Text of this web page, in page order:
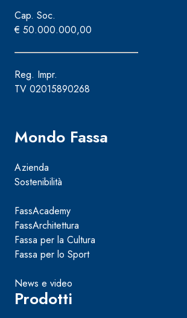
Cap. Soc.
€ 50.000.000,00
Reg. Impr.
TV 02015890268
Mondo Fassa
Azienda
Sostenibilità
FassAcademy
FassArchitettura
Fassa per la Cultura
Fassa per lo Sport
News e video
Prodotti